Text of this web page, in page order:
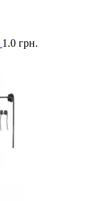
1.0 грн.